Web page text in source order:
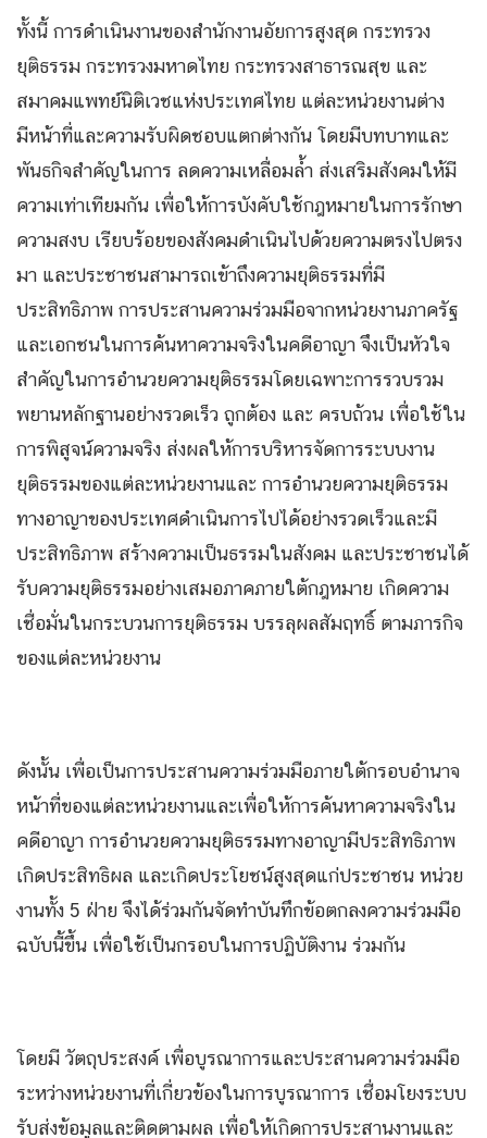
ทั้งนี้ การดำเนินงานของสำนักงานอัยการสูงสุด กระทรวง
ยุติธรรม กระทรวงมหาดไทย กระทรวงสาธารณสุข และ
สมาคมแพทย์นิติเวชแห่งประเทศไทย แต่ละหน่วยงานต่าง
มีหน้าที่และความรับผิดชอบแตกต่างกัน โดยมีบทบาทและ
พันธกิจสำคัญในการ ลดความเหลื่อมล้ำ ส่งเสริมสังคมให้มี
ความเท่าเทียมกัน เพื่อให้การบังคับใช้กฎหมายในการรักษา
ความสงบ เรียบร้อยของสังคมดำเนินไปด้วยความตรงไปตรง
มา และประชาชนสามารถเข้าถึงความยุติธรรมที่มี
ประสิทธิภาพ การประสานความร่วมมือจากหน่วยงานภาครัฐ
และเอกชนในการค้นหาความจริงในคดีอาญา จึงเป็นหัวใจ
สำคัญในการอำนวยความยุติธรรมโดยเฉพาะการรวบรวม
พยานหลักฐานอย่างรวดเร็ว ถูกต้อง และ ครบถ้วน เพื่อใช้ใน
การพิสูจน์ความจริง ส่งผลให้การบริหารจัดการระบบงาน
ยุติธรรมของแต่ละหน่วยงานและ การอำนวยความยุติธรรม
ทางอาญาของประเทศดำเนินการไปได้อย่างรวดเร็วและมี
ประสิทธิภาพ สร้างความเป็นธรรมในสังคม และประชาชนได้
รับความยุติธรรมอย่างเสมอภาคภายใต้กฎหมาย เกิดความ
เชื่อมั่นในกระบวนการยุติธรรม บรรลุผลสัมฤทธิ์ ตามภารกิจ
ของแต่ละหน่วยงาน
ดังนั้น เพื่อเป็นการประสานความร่วมมือภายใต้กรอบอำนาจ
หน้าที่ของแต่ละหน่วยงานและเพื่อให้การค้นหาความจริงใน
คดีอาญา การอำนวยความยุติธรรมทางอาญามีประสิทธิภาพ
เกิดประสิทธิผล และเกิดประโยชน์สูงสุดแก่ประชาชน หน่วย
งานทั้ง 5 ฝ่าย จึงได้ร่วมกันจัดทำบันทึกข้อตกลงความร่วมมือ
ฉบับนี้ขึ้น เพื่อใช้เป็นกรอบในการปฏิบัติงาน ร่วมกัน
โดยมี วัตถุประสงค์ เพื่อบูรณาการและประสานความร่วมมือ
ระหว่างหน่วยงานที่เกี่ยวข้องในการบูรณาการ เชื่อมโยงระบบ
รับส่งข้อมูลและติดตามผล เพื่อให้เกิดการประสานงานและ